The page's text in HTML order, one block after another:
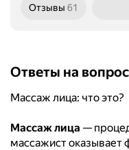
Отзывы 61
Ответы на
Массаж лица: что это?
Массаж лица —
массажист оказывает